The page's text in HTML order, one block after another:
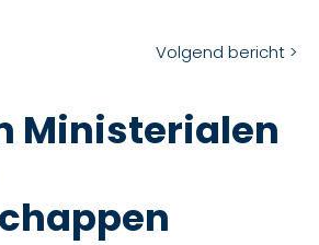
Volgend bericht >
Ministerialen